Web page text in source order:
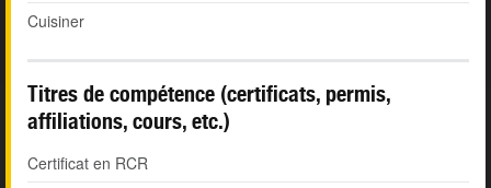
Cuisiner
Titres de compétence (certificats, permis,
affiliations, cours, etc.)
Certificat en RCR